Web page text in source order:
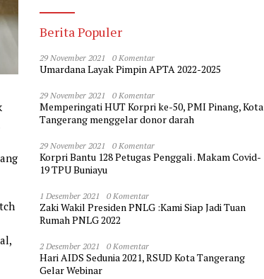
Berita Populer
29 November 2021 0 Komentar
Umardana Layak Pimpin APTA 2022-2025
29 November 2021 0 Komentar
Memperingati HUT Korpri ke-50, PMI Pinang, Kota
Tangerang menggelar donor darah
29 November 2021 0 Komentar
Korpri Bantu 128 Petugas Penggali . Makam Covid-
19 TPU Buniayu
1 Desember 2021 0 Komentar
Zaki Wakil Presiden PNLG :Kami Siap Jadi Tuan
Rumah PNLG 2022
2 Desember 2021 0 Komentar
Hari AIDS Sedunia 2021, RSUD Kota Tangerang
Gelar Webinar